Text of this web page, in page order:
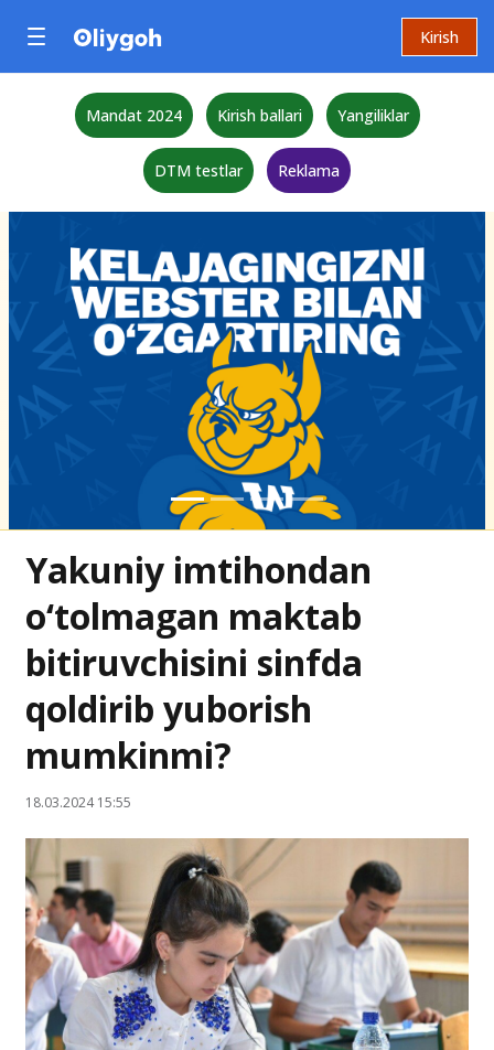
Kirish
Mandat 2024 Kirish ballari Yangiliklar
DTM testlar Reklama
Yakuniy imtihondan
o‘tolmagan maktab
bitiruvchisini sinfda
qoldirib yuborish
mumkinmi?
18.03.2024 15:55